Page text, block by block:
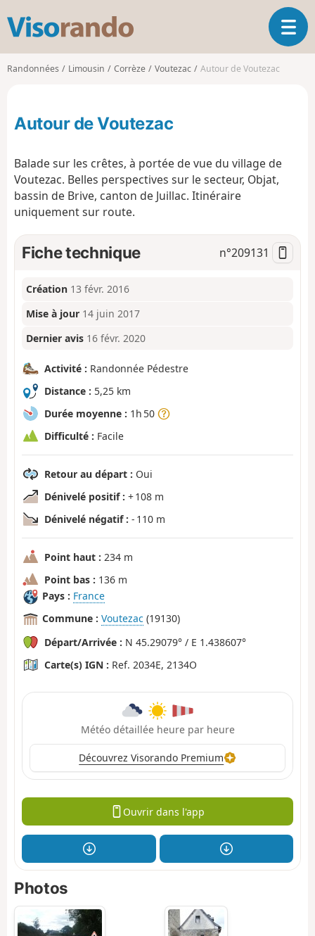
s
o
d
O
u
t
Randonnées Limousin Corrèze Voutezac Autour de Voutezac
Autour de Voutezac
Balade sur les crêtes, à portée de vue du village de
Voutezac. Belles perspectives sur le secteur, Objat,
bassin de Brive, canton de Juillac. Itinéraire
uniquement sur route.
Fiche technique n°209131
Création 13 févr. 2016
Mise à jour 14 juin 2017
Dernier avis 16 févr. 2020
Activité : Randonnée Pédestre
Distance : 5,25 km
Durée moyenne : 1h 50
Difficulté : Facile
Retour au départ : Oui
Dénivelé positif : + 108 m
Dénivelé négatif : - 110 m
Point haut : 234 m
Point bas : 136 m
Pays : France
Commune : Voutezac (19130)
Départ/Arrivée : N 45.29079° / E 1.438607°
Carte(s) IGN : Ref. 2034E, 2134O
Météo détaillée heure par heure
Découvrez Visorando Premium
Ouvrir dans l'app
Photos